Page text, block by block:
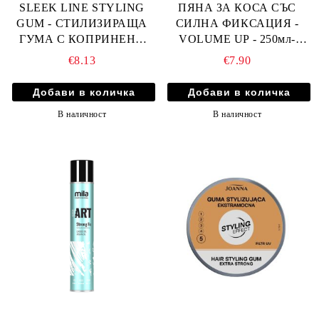
SLEEK LINE STYLING
GUM - СТИЛИЗИРАЩА
ГУМА С КОПРИНЕНИ
ПРОТЕИНИ И СИЛНА
€8.13
В наличност
ПЯНА ЗА КОСА СЪС
СИЛНА ФИКСАЦИЯ -
VOLUME UP - 250мл-
CRISTIAN ARTESIO
€7.90
В наличност